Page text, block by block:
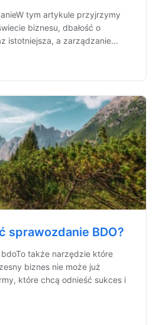
tym artykule przyjrzymy
biznesu, dbałość o
istotniejsza, a zarządzanie...
sprawozdanie BDO?
także narzędzie które
biznes nie może już
które chcą odnieść sukces i